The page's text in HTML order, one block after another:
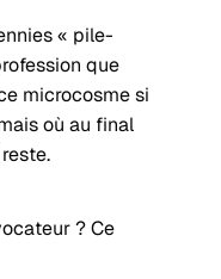
« pile-
que
microcosme si
où au final
? Ce